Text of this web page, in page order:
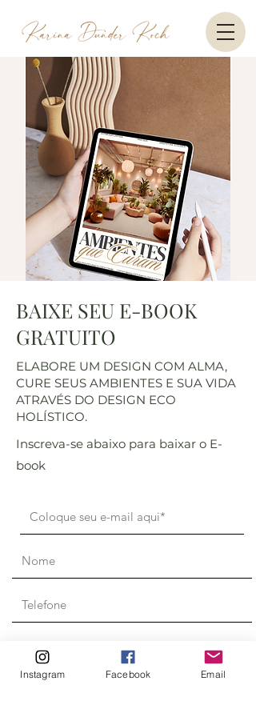
BAIXE SEU E-BOOK
GRATUITO
ELABORE UM DESIGN COM ALMA,
CURE SEUS AMBIENTES E SUA VIDA
ATRAVÉS DO DESIGN ECO
HOLÍSTICO.
Inscreva-se abaixo para baixar o E-
book
Instagram Facebook Email